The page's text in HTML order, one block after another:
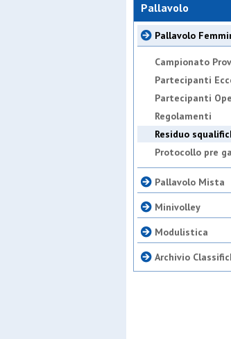
Pallavolo
Pallavolo
Campionato
Partecipanti
Partecipanti
Regolamenti
Residuo
Protocollo pre
Pallavolo Mista
Minivolley
Modulistica
Archivio